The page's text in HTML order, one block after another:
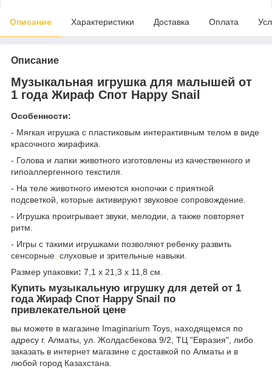
Описание Характеристики Доставка Оплата
Описание
Музыкальная игрушка для малышей от
1 года Жираф Спот Happy Snail
Особенности:
- Мягкая игрушка с пластиковым интерактивным телом в виде
красочного жирафика.
- Голова и лапки животного изготовлены из качественного и
гипоаллергенного текстиля.
- На теле животного имеются кнопочки с приятной
подсветкой, которые активируют звуковое сопровождение.
- Игрушка проигрывает звуки, мелодии, а также повторяет
ритм.
- Игры с такими игрушками позволяют ребенку развить
сенсорные, слуховые и зрительные навыки.
Размер упаковки: 7,1 x 21,3 x 11,8 см.
Купить музыкальную игрушку для детей от 1
года Жираф Спот Happy Snail по
привлекательной цене
вы можете в магазине Imaginarium Toys, находящемся по
адресу г. Алматы, ул. Жолдасбекова 9/2, ТЦ "Евразия", либо
заказать в интернет магазине с доставкой по Алматы и в
любой город Казахстана.